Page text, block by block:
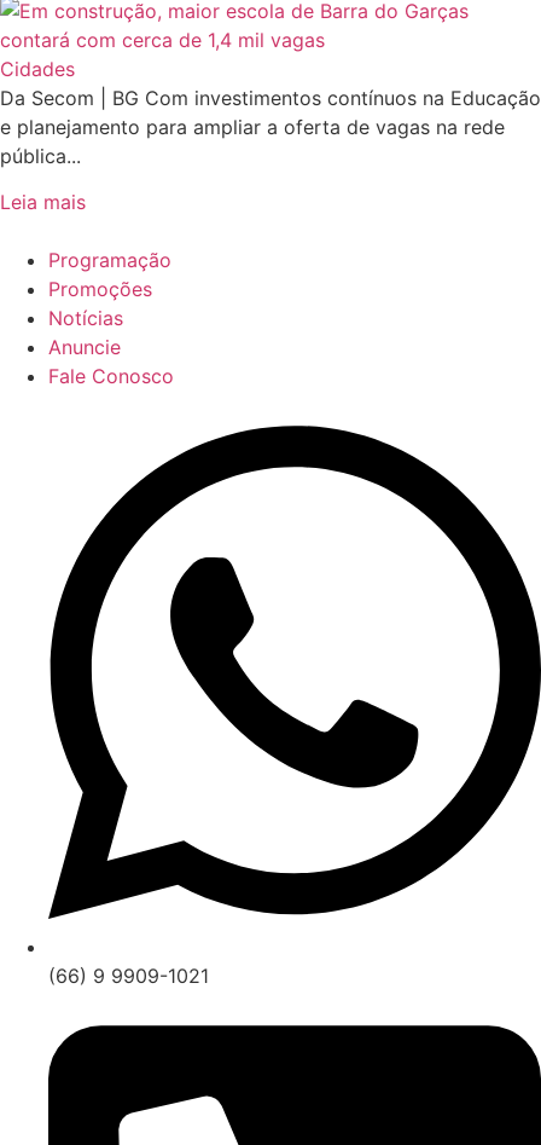
Cidades
Da Secom | BG Com investimentos contínuos na Educação
e planejamento para ampliar a oferta de vagas na rede
pública...
Leia mais
Programação
Promoções
Notícias
Anuncie
Fale Conosco
(66) 9 9909-1021